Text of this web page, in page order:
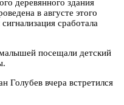
деревянного здания
в августе этого
сработала
посещали детский
Голубев вчера встретился